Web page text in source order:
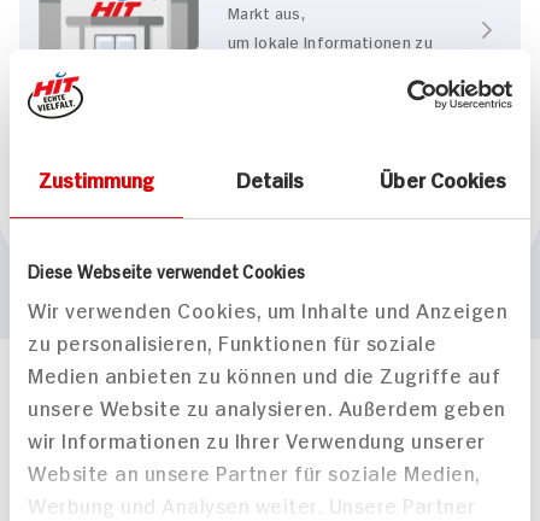
Zustimmung Details Über Cookies
Diese Webseite verwendet Cookies
Wir verwenden Cookies, um Inhalte und Anzeigen
zu personalisieren, Funktionen für soziale
Medien anbieten zu können und die Zugriffe auf
unsere Website zu analysieren. Außerdem geben
wir Informationen zu Ihrer Verwendung unserer
Website an unsere Partner für soziale Medien,
Werbung und Analysen weiter. Unsere Partner
Markt aus,
um lokale Informationen zu
Mehr Informationen in unserem FAQ
kontakt
hit.de
Wir beantworten gerne Ihre Fragen
(0228) 42967 0